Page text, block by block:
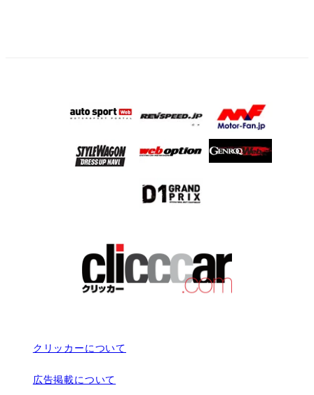
クリッカーについて
広告掲載について